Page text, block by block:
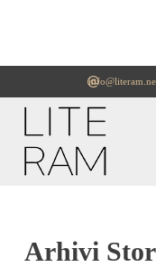
Arhivi